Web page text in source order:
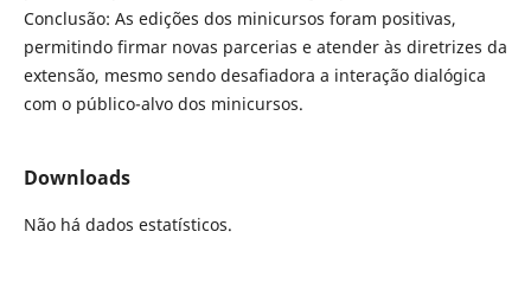
Conclusão: As edições dos minicursos foram positivas,
permitindo firmar novas parcerias e atender às diretrizes da
extensão, mesmo sendo desafiadora a interação dialógica
com o público-alvo dos minicursos.
Downloads
Não há dados estatísticos.